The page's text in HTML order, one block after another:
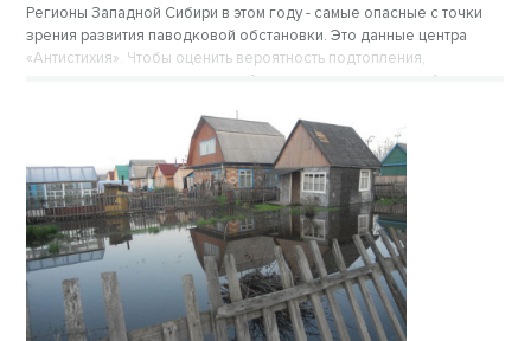
Регионы Западной Сибири в этом году - самые опасные с точки
зрения развития паводковой обстановки. Это данные центра
«Антистихия». Чтобы оценить вероятность подтопления,
экспедиция отправится в горы Алтая уже в конце марта. А в
служб к последствиям чрезвычайных ситуаций.